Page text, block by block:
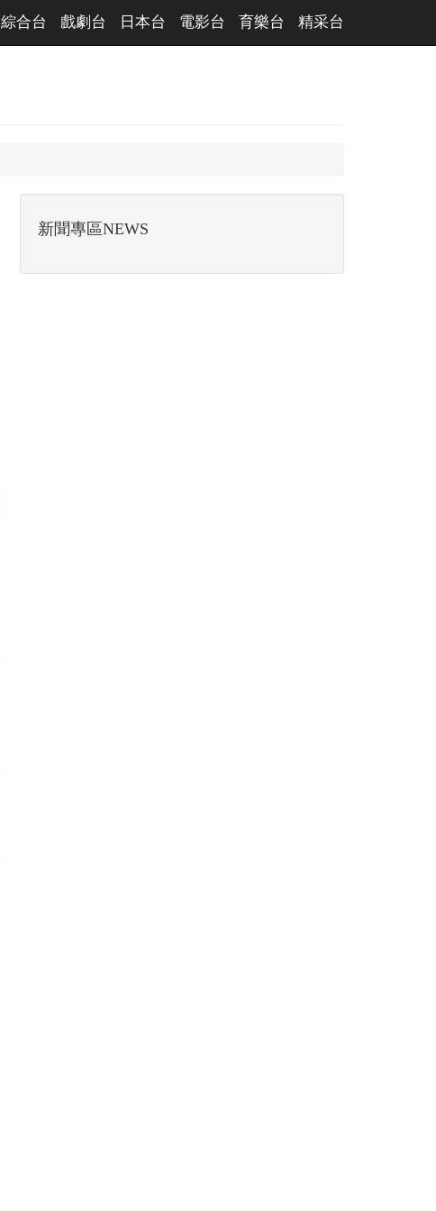
綜合台 戲劇台 日本台 電影台 育樂台 精采台
新聞專區NEWS